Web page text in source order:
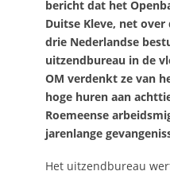
bericht dat het
Duitse Kleve, net
drie Nederlandse
uitzendbureau in de
OM verdenkt ze van
hoge huren aan
Roemeense
jarenlange
Het uitzendbureau